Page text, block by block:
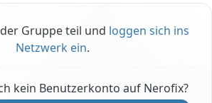
Gruppe teil und loggen sich ins
Netzwerk ein.
kein Benutzerkonto auf Nerofix?